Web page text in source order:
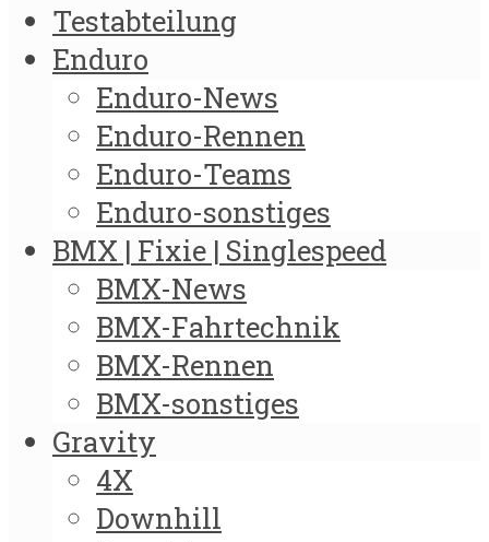
Testabteilung
Enduro
Enduro-News
Enduro-Rennen
Enduro-Teams
Enduro-sonstiges
BMX | Fixie | Singlespeed
BMX-News
BMX-Fahrtechnik
BMX-Rennen
BMX-sonstiges
Gravity
4X
Downhill